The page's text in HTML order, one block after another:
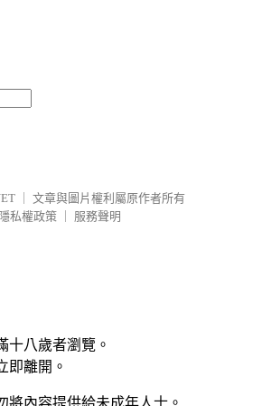
文章與圖片權利屬原作者所有
隱私權政策
服務聲明
十八歲者瀏覽。
即離開。
將內容提供給未成年人士。